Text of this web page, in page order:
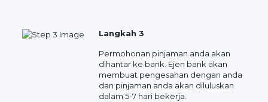
Langkah 3
Permohonan pinjaman anda akan
dihantar ke bank. Ejen bank akan
membuat pengesahan dengan anda
dan pinjaman anda akan diluluskan
dalam 5-7 hari bekerja.